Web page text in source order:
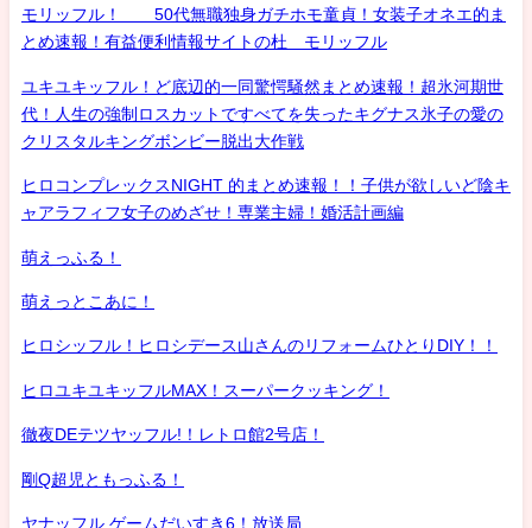
モリッフル！ 50代無職独身ガチホモ童貞！女装子オネエ的ま
とめ速報！有益便利情報サイトの杜 モリッフル
ユキユキッフル！ど底辺的一同驚愕騒然まとめ速報！超氷河期世
代！人生の強制ロスカットですべてを失ったキグナス氷子の愛の
クリスタルキングボンビー脱出大作戦
ヒロコンプレックスNIGHT 的まとめ速報！！子供が欲しいど陰キ
ャアラフィフ女子のめざせ！専業主婦！婚活計画編
萌えっふる！
萌えっとこあに！
ヒロシッフル！ヒロシデース山さんのリフォームひとりDIY！！
ヒロユキユキッフルMAX！スーパークッキング！
徹夜DEテツヤッフル!！レトロ館2号店！
剛Q超児ともっふる！
ヤナッフル ゲームだいすき6！放送局